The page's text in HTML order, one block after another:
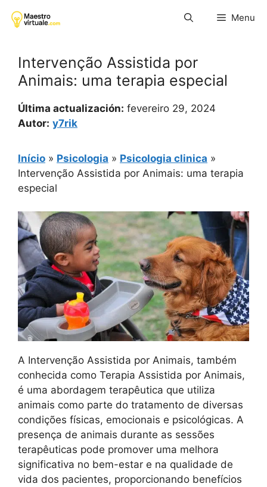
para
Menu
Intervenção Assistida por
Animais: uma terapia especial
Última actualización: fevereiro 29, 2024
Autor: y7rik
Início » Psicologia » Psicologia clinica »
Intervenção Assistida por Animais: uma terapia
especial
A Intervenção Assistida por Animais, também
conhecida como Terapia Assistida por Animais,
é uma abordagem terapêutica que utiliza
animais como parte do tratamento de diversas
condições físicas, emocionais e psicológicas. A
presença de animais durante as sessões
terapêuticas pode promover uma melhora
significativa no bem-estar e na qualidade de
vida dos pacientes, proporcionando benefícios